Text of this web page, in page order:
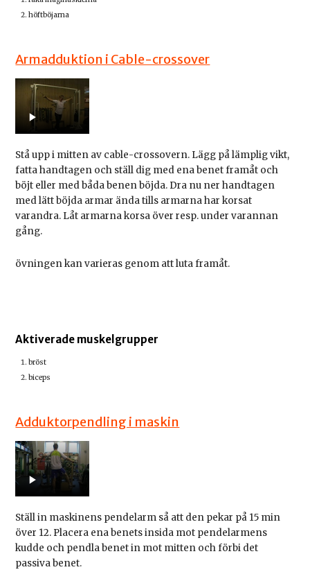
höftböjarna
Armadduktion i Cable-crossover
Stå upp i mitten av cable-crossovern. Lägg på lämplig vikt,
fatta handtagen och ställ dig med ena benet framåt och
böjt eller med båda benen böjda. Dra nu ner handtagen
med lätt böjda armar ända tills armarna har korsat
varandra. Låt armarna korsa över resp. under varannan
gång.
övningen kan varieras genom att luta framåt.
Aktiverade muskelgrupper
bröst
biceps
Adduktorpendling i maskin
Ställ in maskinens pendelarm så att den pekar på 15 min
över 12. Placera ena benets insida mot pendelarmens
kudde och pendla benet in mot mitten och förbi det
passiva benet.